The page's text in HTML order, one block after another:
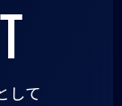
して